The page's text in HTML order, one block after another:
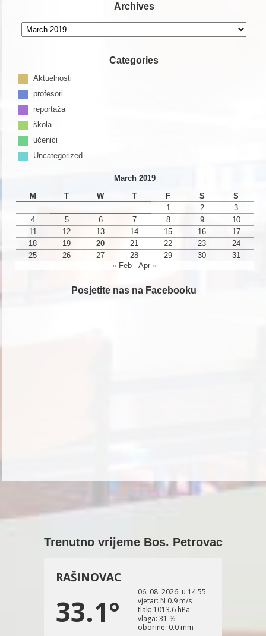
Archives
Archives
Categories
Aktuelnosti
profesori
reportaža
škola
učenici
Uncategorized
March 2019
M
T W T F S
S
1
2
3
4
5 6 7 8 9
10
11
12 13 14 15 16
17
18
19 20 21 22 23
24
25
26 27 28 29 30
31
« Feb
Apr »
Posjetite nas na Facebooku
Trenutno vrijeme Bos. Petrovac